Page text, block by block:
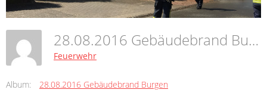
28.08.2016 Gebäudebrand Burgen
Feuerwehr
Album: 28.08.2016 Gebäudebrand Burgen